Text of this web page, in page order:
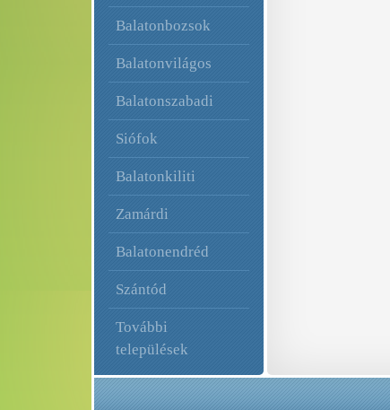
Balatonbozsok
Balatonvilágos
Balatonszabadi
Siófok
Balatonkiliti
Zamárdi
Balatonendréd
Szántód
További
települések